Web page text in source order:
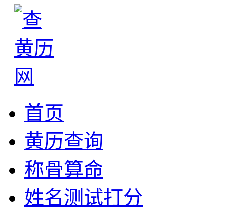
首页
黄历查询
称骨算命
姓名测试打分